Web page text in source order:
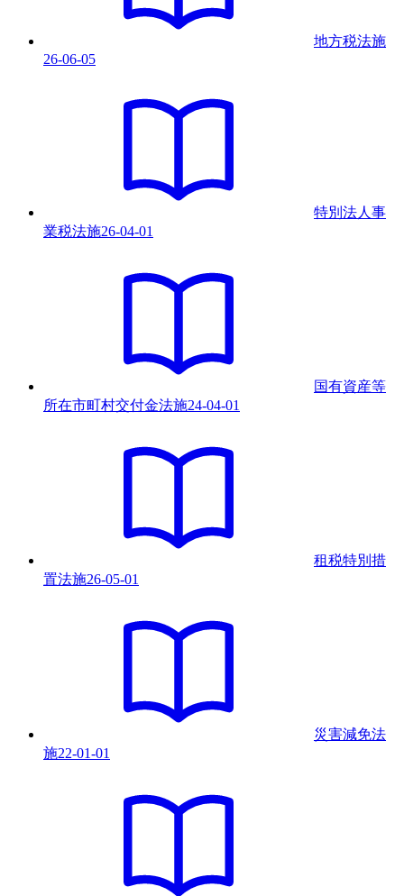
地方税法施
26-06-05
特別法人事
業税法施26-04-01
国有資産等
所在市町村交付金法施24-04-01
租税特別措
置法施26-05-01
災害減免法
施22-01-01